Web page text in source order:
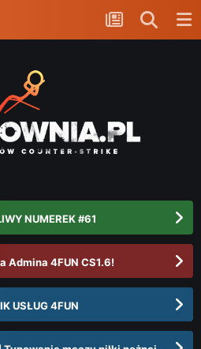
NUMEREK #61
Admina 4FUN CS1.6!
USŁUG 4FUN